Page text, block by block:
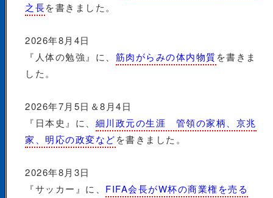
之長を書きました。
2026年8月4日
『人体の勉強』に、 筋肉がらみの体内物質を書きま
した。
2026年7月5日＆8月4日
『日本史』に、 細川政元の生涯 管領の家柄、京兆
家、明応の政変などを書きました。
2026年8月3日
『サッカー』に、 FIFA会長がW杯の商業権を売る